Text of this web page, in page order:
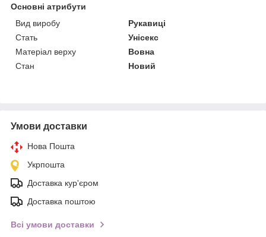
Основні атрибути
Вид виробу
Рукавиці
Стать
Унісекс
Матеріал верху
Вовна
Стан
Новий
Умови доставки
Нова Пошта
Укрпошта
Доставка кур'єром
Доставка поштою
Всі умови доставки